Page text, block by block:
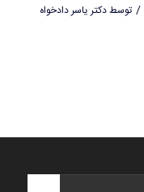
/ توسطدکتر یاسر دادخواه